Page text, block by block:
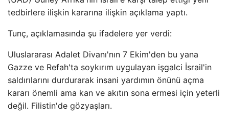
tedbirlere ilişkin kararına ilişkin açıklama yaptı.
Tunç, açıklamasında şu ifadelere yer verdi:
Uluslararası Adalet Divanı'nın 7 Ekim'den bu yana
Gazze ve Refah'ta soykırım uygulayan işgalci İsrail'in
saldırılarını durdurarak insani yardımın önünü açma
kararı önemli ama kan ve akıtın sona ermesi için yeterli
değil. Filistin'de gözyaşları.